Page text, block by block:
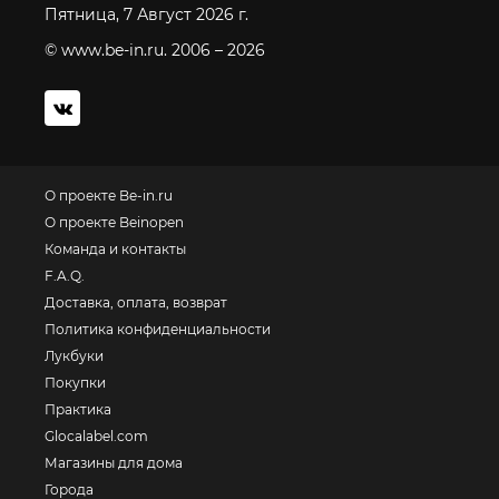
Пятница, 7 Август 2026 г.
© www.be-in.ru. 2006 – 2026
О проекте Be-in.ru
О проекте Beinopen
Команда и контакты
F.A.Q.
Доставка, оплата, возврат
Политика конфиденциальности
Лукбуки
Покупки
Практика
Glocalabel.com
Магазины для дома
Города